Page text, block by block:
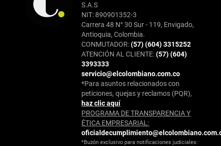
S.A.S
NIT: 890901352-3
Carrera 48 N° 30 Sur - 119, Envigado,
Antioquia, Colombia.
CONMUTADOR:(57) (604) 3315252
ATENCIÓN AL CLIENTE:(57) (604)
3393333
servicio@elcolombiano.com.co
*Para asuntos relacionados con
peticiones, quejas y reclamos (PQR),
haz clic aquí
PROGRAMA DE TRANSPARENCIA Y
ÉTICA EMPRESARIAL:
*Buzón exclusivo para notificaciones judiciales: